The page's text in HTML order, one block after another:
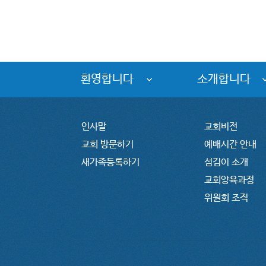
환영합니다 소개합니다
인사말
교회 방문하기
새가족등록하기
교회비전
예배시간 안내
섬김이 소개
교회양육과정
위원회 조직